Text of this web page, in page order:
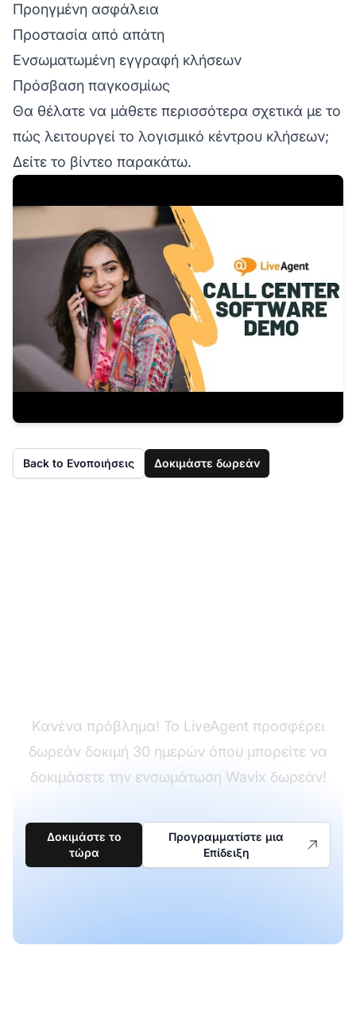
Προηγμένη ασφάλεια
Προστασία από απάτη
Ενσωματωμένη εγγραφή κλήσεων
Πρόσβαση παγκοσμίως
Θα θέλατε να μάθετε περισσότερα σχετικά με το
πώς λειτουργεί το λογισμικό κέντρου κλήσεων;
Δείτε το βίντεο παρακάτω.
Back to Ενοποιήσεις Δοκιμάστε δωρεάν
Κανένα πρόβλημα! Το LiveAgent προσφέρει
δωρεάν δοκιμή 30 ημερών όπου μπορείτε να
δοκιμάσετε την ενσωμάτωση Wavix δωρεάν!
Δοκιμάστε το
τώρα
Προγραμματίστε μια
Επίδειξη